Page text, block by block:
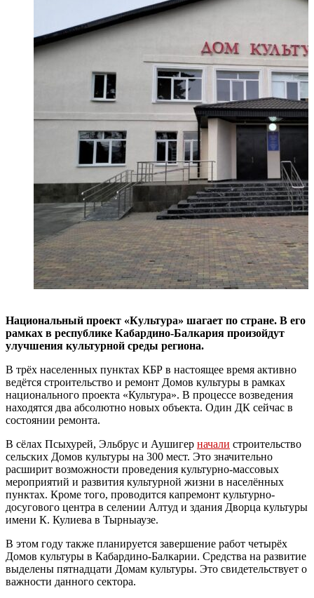
Национальный проект «Культура» шагает по стране. В его
рамках в республике Кабардино-Балкария произойдут
улучшения культурной среды региона.
В трёх населенных пунктах КБР в настоящее время активно
ведётся строительство и ремонт Домов культуры в рамках
национального проекта «Культура». В процессе возведения
находятся два абсолютно новых объекта. Один ДК сейчас в
состоянии ремонта.
В сёлах Псыхурей, Эльбрус и Аушигер начали строительство
сельских Домов культуры на 300 мест. Это значительно
расширит возможности проведения культурно-массовых
мероприятий и развития культурной жизни в населённых
пунктах. Кроме того, проводится капремонт культурно-
досугового центра в селении Алтуд и здания Дворца культуры
имени К. Кулиева в Тырныаузе.
В этом году также планируется завершение работ четырёх
Домов культуры в Кабардино-Балкарии. Средства на развитие
выделены пятнадцати Домам культуры. Это свидетельствует о
важности данного сектора.